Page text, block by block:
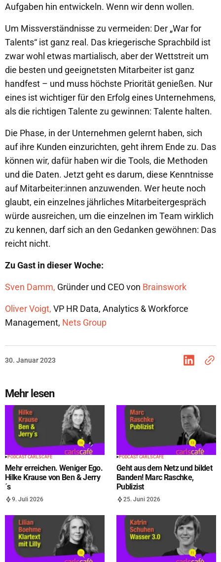
Aufgaben hin entwickeln. Wenn wir denn wollen.
Um Missverständnisse zu vermeiden: Der „War for
Talents“ ist ganz real. Das kriegerische Sprachbild ist
zwar wohl etwas martialisch, aber der Wettstreit um
die besten und geeignetsten Mitarbeiter ist ganz
handfest – und muss höchste Priorität genießen. Nur
eines ist wichtiger für den Erfolg eines Unternehmens,
als die richtigen Talente zu gewinnen: Talente halten.
Die Phase, in der Unternehmen gelernt haben, sich
auf ihre Kunden einzurichten, geht ihrem Ende zu. Das
können wir, dafür haben wir die Tools, die Methoden
und die Daten. Jetzt geht es darum, diese Kenntnisse
auf Mitarbeiter:innen anzuwenden. Wer heute noch
glaubt, ein einzelnes jährliches Mitarbeitergespräch
würde ausreichen, um die einzelnen im Team wirklich
zu kennen, darf sich an den Gedanken gewöhnen: Das
reicht nicht.
Zu Gast in dieser Woche:
Sven Damm, Gründer und CEO von Brainswork
Oliver Voigt, VP HR Data, Analytics & Workforce
Management, Nets Group
30. Januar 2023
Mehr lesen
PODCAST CARLS CAFÉ
Mehr erreichen. Weniger Ego.
Hilke Krause von Ben & Jerry
´s
9. Juli 2026
PODCAST CARLS CAFÉ
Geht aus dem Netz und bildet
Banden! Marc Raschke,
Publizist
25. Juni 2026